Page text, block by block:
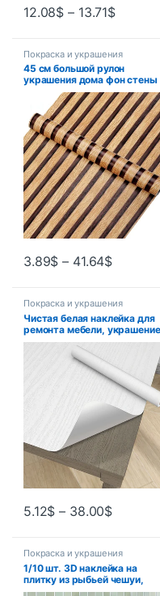
12.08$ – 13.71$
Покраска и украшения
45 см большой рулон
украшения дома фон стены
стол шкаф обои
полосы водостойкие ПВХ
самоклеящиеся наклейки на
стену
3.89$ – 41.64$
Покраска и украшения
Чистая белая наклейка для
ремонта мебели,
водостойкая настольная
дверь шкафа,
самоклеящиеся бытовые
обои под дерево
5.12$ – 38.00$
Покраска и украшения
1/10 шт. 3D наклейка на
плитку из рыбьей чешуи,
самоклеящаяся 3D зеленая